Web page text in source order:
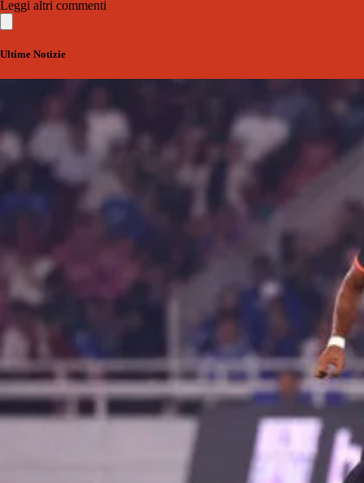
Leggi altri commenti
Ultime Notizie